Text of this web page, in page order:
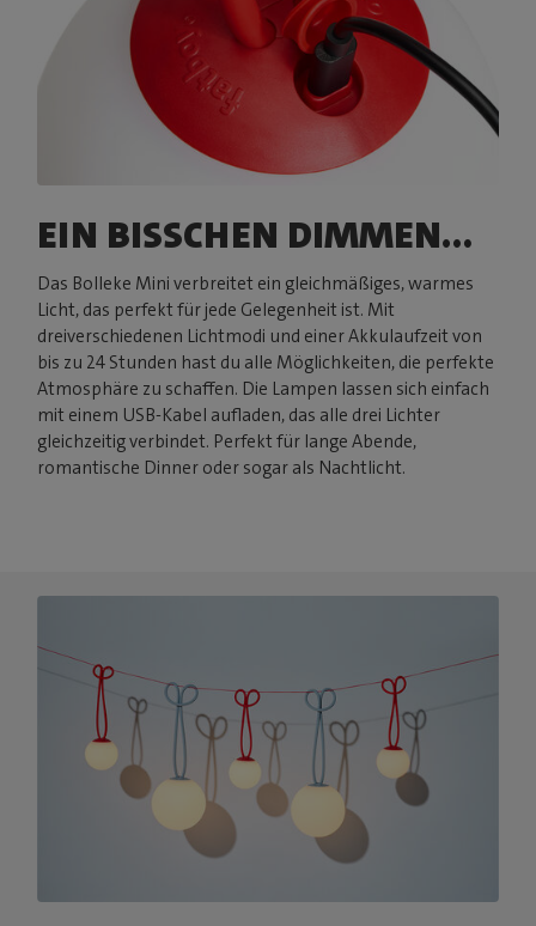
EIN BISSCHEN DIMMEN...
Das Bolleke Mini verbreitet ein gleichmäßiges, warmes
Licht, das perfekt für jede Gelegenheit ist. Mit
dreiverschiedenen Lichtmodi und einer Akkulaufzeit von
bis zu 24 Stunden hast du alle Möglichkeiten, die perfekte
Atmosphäre zu schaffen. Die Lampen lassen sich einfach
mit einem USB-Kabel aufladen, das alle drei Lichter
gleichzeitig verbindet. Perfekt für lange Abende,
romantische Dinner oder sogar als Nachtlicht.